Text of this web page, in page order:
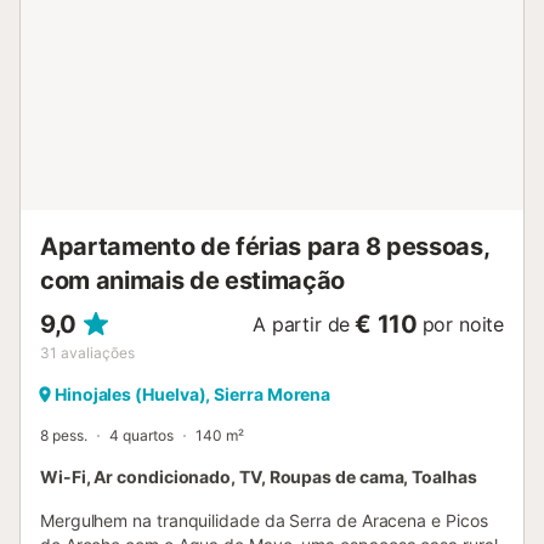
Apartamento de férias para 8 pessoas,
com animais de estimação
9,0
31 avaliações
A partir de € 110 por noite
Hinojales (Huelva), Sierra Morena
8 pess. 4 quartos 140 m²
Wi-Fi, Ar condicionado, TV, Roupas de cama, Toalhas
Mergulhem na tranquilidade da Serra de Aracena e Picos